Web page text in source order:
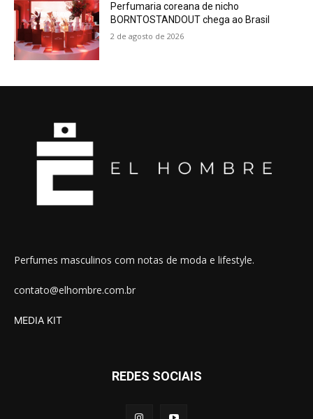
Perfumaria coreana de nicho
BORNTOSTANDOUT chega ao Brasil
2 de agosto de 2026
Perfumes masculinos com notas de moda e lifestyle.
contato@elhombre.com.br
MEDIA KIT
REDES SOCIAIS